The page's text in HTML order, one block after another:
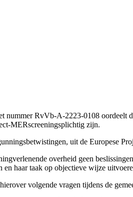
nummer RvVb-A-2223-0108 oordeelt
MERscreeningsplichtig zijn.
uit de Europese
overheid geen
en haar taak op objectieve wijze
volgende vragen tijdens de